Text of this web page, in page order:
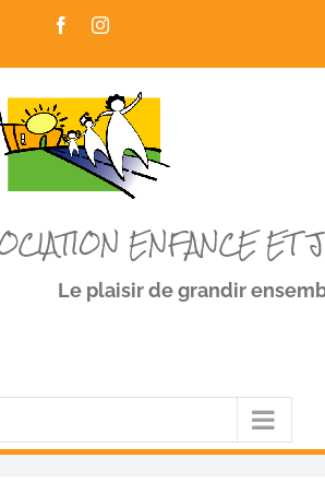
FacebookInstagram
ENFANCE ET
Le plaisir de grandir